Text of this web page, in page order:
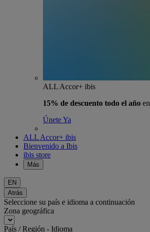
ALL Accor+ ibis
15% de descuento todo el año
Únete Ya
ALL Accor+ ibis
Bienvenido a Ibis
ibis store
Más
EN
Atrás
Seleccione su país e idioma a continuación
Zona geográfica
País / Región - Idioma